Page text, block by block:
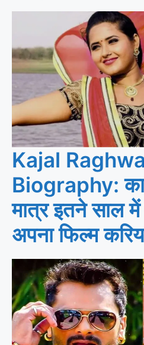
Kajal
Biography:
मात्र इतने साल में
अपना फिल्म